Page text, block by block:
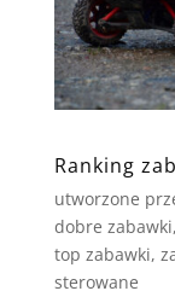
Ranking
utworzone
dobre zabawki,
top zabawki,
sterowane